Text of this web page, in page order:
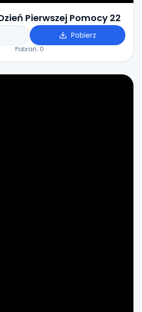
Pierwszej Pomocy 22
Pobierz
Pobrań: 0